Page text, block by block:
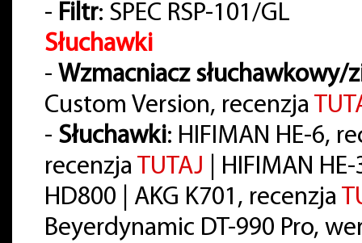
- Filtr: SPEC RSP-101/GL
Słuchawki
- Wzmacniacz słuchawkowy/
Custom Version, recenzja
- Słuchawki: HIFIMAN HE-6,
recenzja TUTAJ | HIFIMAN
HD800 | AKG K701, recenzja
Beyerdynamic DT-990 Pro,